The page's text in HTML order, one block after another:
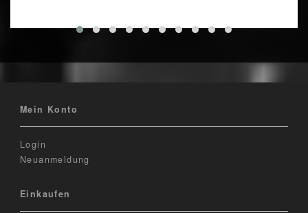
Mein Konto
Login
Neuanmeldung
Einkaufen